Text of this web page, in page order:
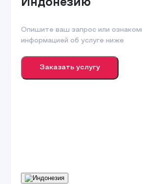
Индонезию
Опишите ваш запрос или
информацией об услуге ниже
Заказать услугу